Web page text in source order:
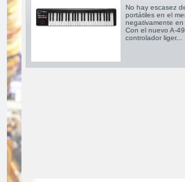
No hay escasez
portátiles en el
negativamente
Con el nuevo A-
controlador liger...